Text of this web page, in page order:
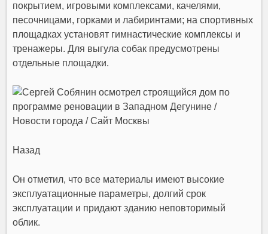
покрытием, игровыми комплексами, качелями,
песочницами, горками и лабиринтами; на спортивных
площадках установят гимнастические комплексы и
тренажеры. Для выгула собак предусмотрены
отдельные площадки.
Назад
Он отметил, что все материалы имеют высокие
эксплуатационные параметры, долгий срок
эксплуатации и придают зданию неповторимый
облик.